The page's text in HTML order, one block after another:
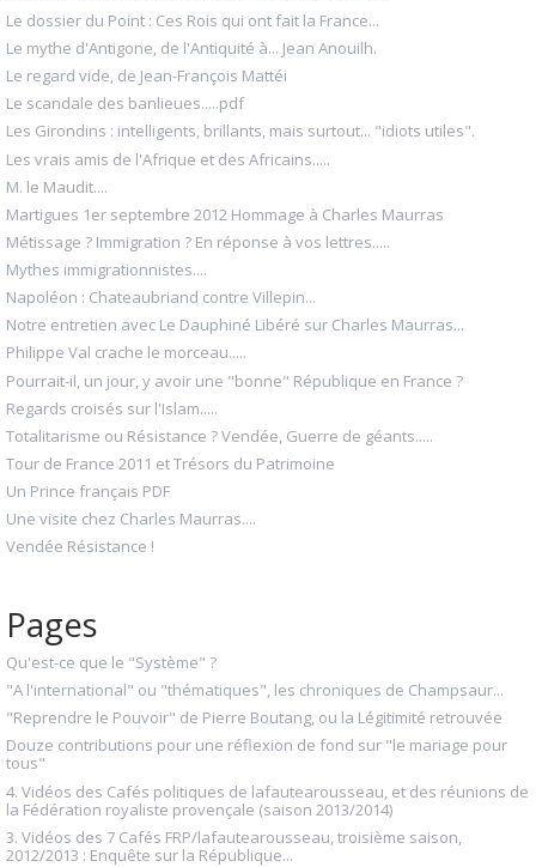
Le dossier du Point : Ces Rois qui ont fait la France...
Le mythe d'Antigone, de l'Antiquité à... Jean Anouilh.
Le regard vide, de Jean-François Mattéi
Le scandale des banlieues.....pdf
Les Girondins : intelligents, brillants, mais surtout... "idiots utiles".
Les vrais amis de l'Afrique et des Africains.....
M. le Maudit....
Martigues 1er septembre 2012 Hommage à Charles Maurras
Métissage ? Immigration ? En réponse à vos lettres.....
Mythes immigrationnistes....
Napoléon : Chateaubriand contre Villepin...
Notre entretien avec Le Dauphiné Libéré sur Charles Maurras...
Philippe Val crache le morceau.....
Pourrait-il, un jour, y avoir une "bonne" République en France ?
Regards croisés sur l'Islam.....
Totalitarisme ou Résistance ? Vendée, Guerre de géants.....
Tour de France 2011 et Trésors du Patrimoine
Un Prince français PDF
Une visite chez Charles Maurras....
Vendée Résistance !
Pages
Qu'est-ce que le "Système" ?
"A l'international" ou "thématiques", les chroniques de Champsaur...
"Reprendre le Pouvoir" de Pierre Boutang, ou la Légitimité retrouvée
Douze contributions pour une réflexion de fond sur "le mariage pour
tous"
4. Vidéos des Cafés politiques de lafautearousseau, et des réunions de
la Fédération royaliste provençale (saison 2013/2014)
3. Vidéos des 7 Cafés FRP/lafautearousseau, troisième saison,
2012/2013 : Enquête sur la République...